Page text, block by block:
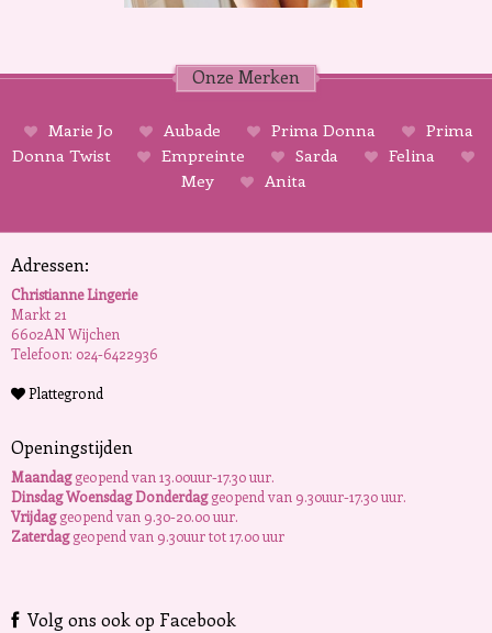
Onze Merken
Marie Jo Aubade Prima Donna
Prima
Donna Twist
Empreinte Sarda
Felina
Mey
Anita
Adressen:
Christianne Lingerie
Markt 21
6602AN Wijchen
Telefoon: 024-6422936
Plattegrond
Openingstijden
Maandaggeopend van 13.00uur-17.30 uur.
Dinsdag Woensdag Donderdaggeopend van 9.30uur-17.30 uur.
Vrijdaggeopend van 9.30-20.00 uur.
Zaterdaggeopend van 9.30uur tot 17.00 uur
Volg ons ook op Facebook